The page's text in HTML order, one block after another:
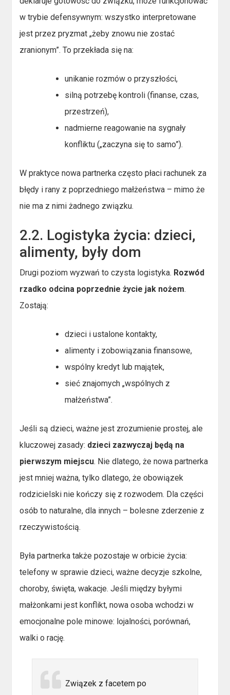
w trybie defensywnym: wszystko interpretowane
jest przez pryzmat „żeby znowu nie zostać
zranionym”. To przekłada się na:
unikanie rozmów o przyszłości,
silną potrzebę kontroli (finanse, czas,
przestrzeń),
nadmierne reagowanie na sygnały
konfliktu („zaczyna się to samo”).
W praktyce nowa partnerka często płaci rachunek za
błędy i rany z poprzedniego małżeństwa – mimo że
nie ma z nimi żadnego związku.
2.2. Logistyka życia: dzieci,
alimenty, były dom
Drugi poziom wyzwań to czysta logistyka. Rozwód
rzadko odcina poprzednie życie jak nożem.
Zostają:
dzieci i ustalone kontakty,
alimenty i zobowiązania finansowe,
wspólny kredyt lub majątek,
sieć znajomych „wspólnych z
małżeństwa”.
Jeśli są dzieci, ważne jest zrozumienie prostej, ale
kluczowej zasady: dzieci zazwyczaj będą na
pierwszym miejscu. Nie dlatego, że nowa partnerka
jest mniej ważna, tylko dlatego, że obowiązek
rodzicielski nie kończy się z rozwodem. Dla części
osób to naturalne, dla innych – bolesne zderzenie z
rzeczywistością.
Była partnerka także pozostaje w orbicie życia:
telefony w sprawie dzieci, ważne decyzje szkolne,
choroby, święta, wakacje. Jeśli między byłymi
małżonkami jest konflikt, nowa osoba wchodzi w
emocjonalne pole minowe: lojalności, porównań,
walki o rację.
Związek z facetem po